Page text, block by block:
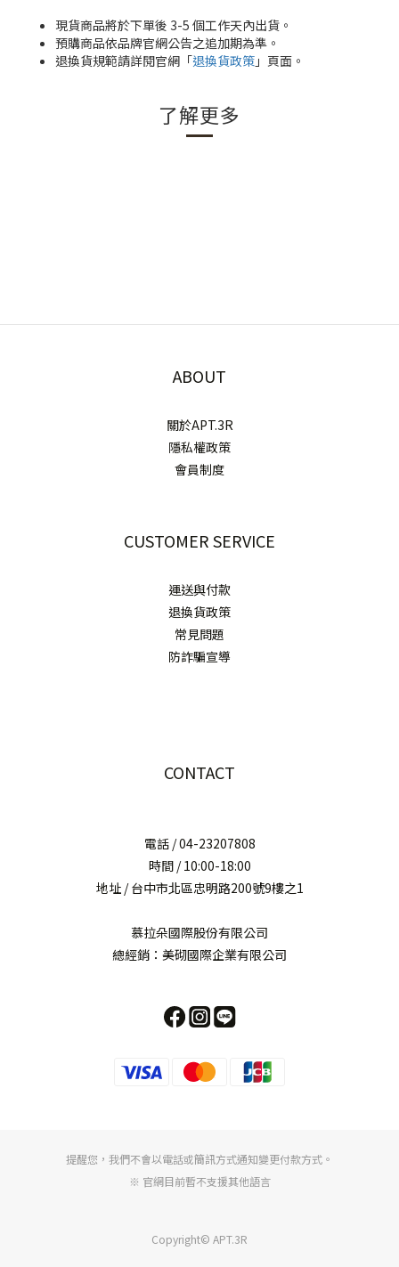
現貨商品將於下單後 3-5 個工作天內出貨。
預購商品依品牌官網公告之追加期為準。
退換貨規範請詳閱官網「退換貨政策 」頁面。
了解更多
ABOUT
關於APT.3R
隱私權政策
會員制度
CUSTOMER SERVICE
運送與付款
退換貨政策
常見問題
防詐騙宣導
CONTACT
電話 / 04-23207808
時間 / 10:00-18:00
地址 / 台中市北區忠明路200號9樓之1
慕拉朵國際股份有限公司
總經銷：美砌國際企業有限公司
提醒您，我們不會以電話或簡訊方式通知變更付款方式。
※ 官網目前暫不支援其他語言
Copyright© APT.3R